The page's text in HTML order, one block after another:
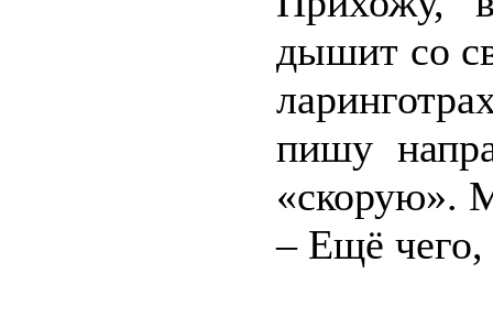
дышит со
пишу
«скорую».
– Ещё